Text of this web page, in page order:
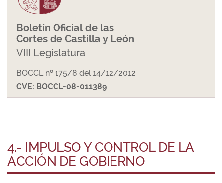
Boletín Oficial de las
Cortes de Castilla y León
VIII Legislatura
BOCCL nº 175/8 del 14/12/2012
CVE: BOCCL-08-011389
4.- IMPULSO Y CONTROL DE LA
ACCIÓN DE GOBIERNO